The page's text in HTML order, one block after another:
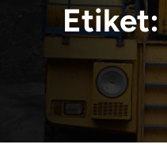
Etiket: